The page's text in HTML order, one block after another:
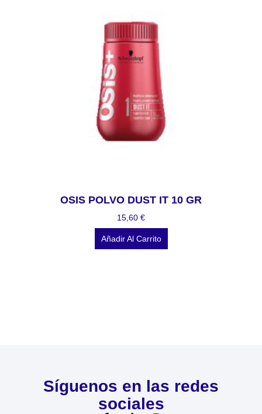
OSIS POLVO DUST IT 10 GR
15,60 €
Añadir Al Carrito
Síguenos en las redes
sociales